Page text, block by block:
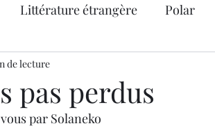
Littérature étrangère Polar
adultes
Roman historique
pas perdus
de lecture
par Solaneko